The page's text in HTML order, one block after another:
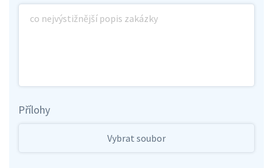
Přílohy
Vybrat soubor